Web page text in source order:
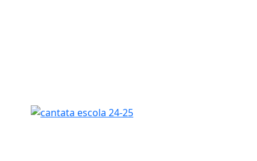
cantata escola 24-25